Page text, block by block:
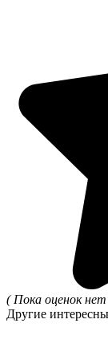
( Пока оценок
Другие